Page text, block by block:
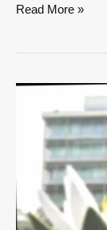
সাড়ে
আবার
বৈদেশিক
মুদ্রার
রিজার্ভ
Read More »